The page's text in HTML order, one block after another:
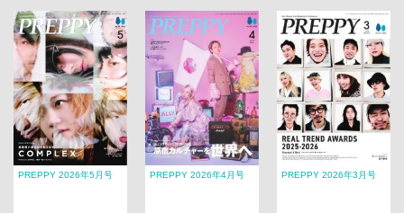
PREPPY 2026年5月号 PREPPY 2026年4月号 PREPPY 2026年3月号